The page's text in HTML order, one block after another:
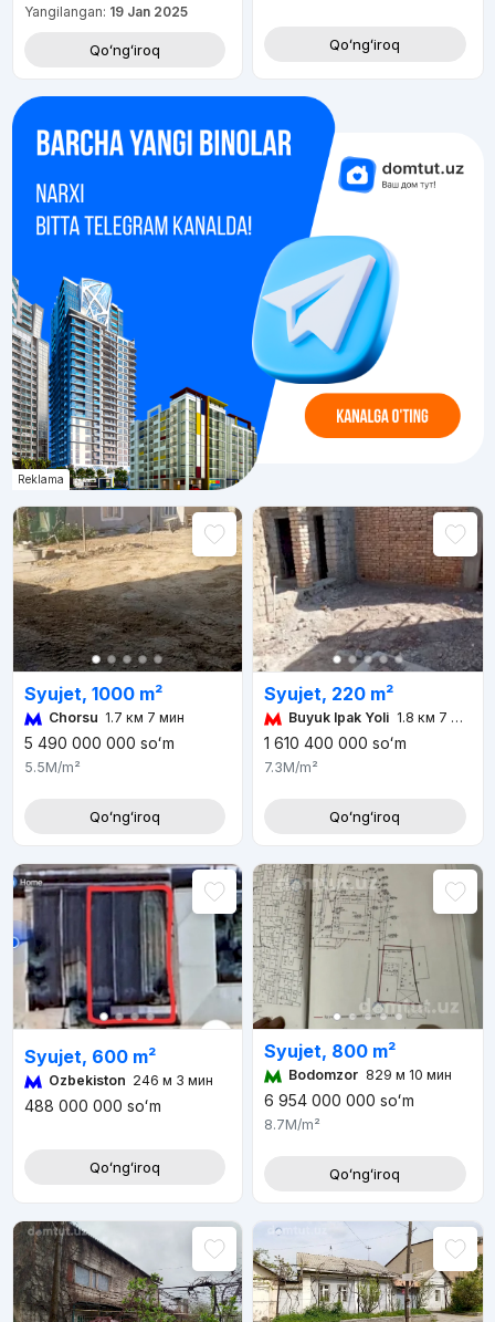
Yangilangan: 19 Jan 2025
Qoʻngʻiroq Qoʻngʻiroq
Reklama
Syujet, 1000 m²
Chorsu 1.7 км 7 мин
5 490 000 000 soʻm
5.5M/m²
Qoʻngʻiroq
Syujet, 220 m²
Buyuk Ipak Yoli 1.8 км 7 мин
1 610 400 000 soʻm
7.3M/m²
Qoʻngʻiroq
Syujet, 600 m²
Ozbekiston 246 м 3 мин
488 000 000 soʻm
Qoʻngʻiroq
Syujet, 800 m²
Bodomzor 829 м 10 мин
6 954 000 000 soʻm
8.7M/m²
Qoʻngʻiroq